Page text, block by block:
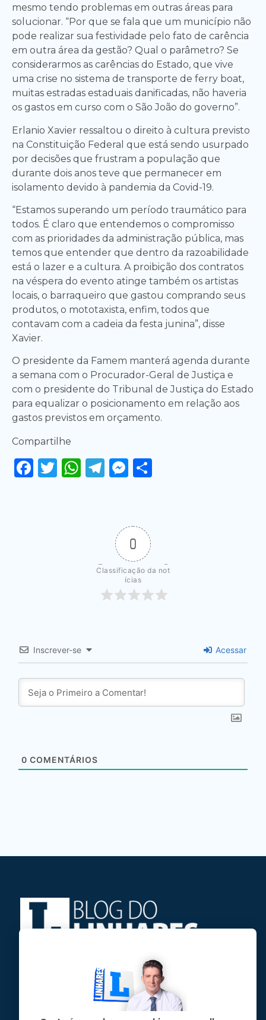
mesmo tendo problemas em outras áreas para
solucionar. “Por que se fala que um município não
pode realizar sua festividade pelo fato de carência
em outra área da gestão? Qual o parâmetro? Se
considerarmos as carências do Estado, que vive
uma crise no sistema de transporte de ferry boat,
muitas estradas estaduais danificadas, não haveria
os gastos em curso com o São João do governo”.
Erlanio Xavier ressaltou o direito à cultura previsto
na Constituição Federal que está sendo usurpado
por decisões que frustram a população que
durante dois anos teve que permanecer em
isolamento devido à pandemia da Covid-19.
“Estamos superando um período traumático para
todos. É claro que entendemos o compromisso
com as prioridades da administração pública, mas
temos que entender que dentro da razoabilidade
está o lazer e a cultura. A proibição dos contratos
na véspera do evento atinge também os artistas
locais, o barraqueiro que gastou comprando seus
produtos, o mototaxista, enfim, todos que
contavam com a cadeia da festa junina”, disse
Xavier.
O presidente da Famem manterá agenda durante
a semana com o Procurador-Geral de Justiça e
com o presidente do Tribunal de Justiça do Estado
para equalizar o posicionamento em relação aos
gastos previstos em orçamento.
Compartilhe
Facebook
Twitter
WhatsApp
Telegram
Messenger
0
Classificação da not
ícias
Inscrever-se Acessar
0 COMENTÁRIOS
Jose Linhares Jr é maranhense.
Formado em Jornalismo, estudou filosofia
e tem pós-graduações em ciência política